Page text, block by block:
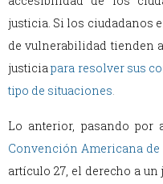
justicia. Si los ciudadanos
de vulnerabilidad tienden
justicia para resolver sus
tipo de situaciones
Lo anterior, pasando por
Convención Americana de
artículo 27, el derecho a